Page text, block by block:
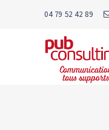
04 79 52 42 89